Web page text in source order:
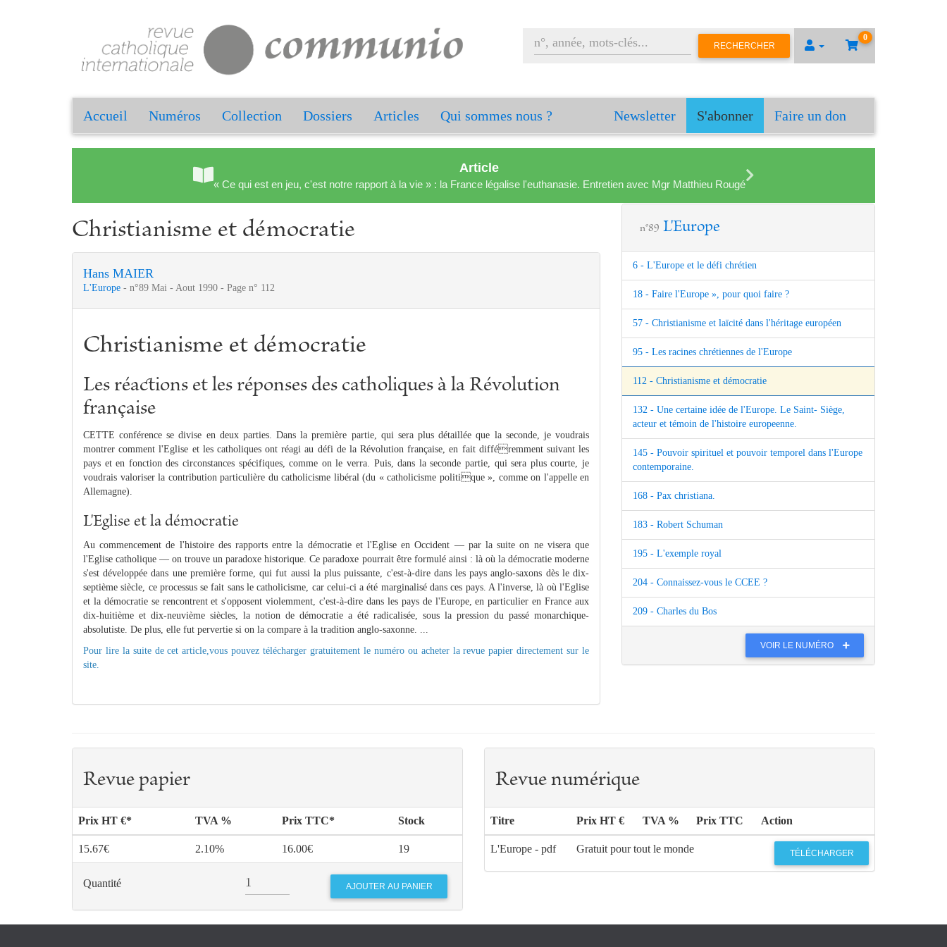
0
RECHERCHER
Accueil Numéros Collection Dossiers Articles Qui sommes nous ? Newsletter S'abonner Faire un don
Article
« Ce qui est en jeu, c'est notre rapport à la vie » : la France légalise l'euthanasie. Entretien avec Mgr Matthieu Rougé
Christianisme et démocratie
Hans MAIER
L'Europe - n°89 Mai - Aout 1990 - Page n° 112
Christianisme et démocratie
Les réactions et les réponses des catholiques à la Révolution
française
CETTE conférence se divise en deux parties. Dans la première partie, qui sera plus détaillée que la seconde, je voudrais
montrer comment l'Eglise et les catholiques ont réagi au défi de la Révolution française, en fait différemment suivant les
pays et en fonction des circonstances spécifiques, comme on le verra. Puis, dans la seconde partie, qui sera plus courte, je
voudrais valoriser la contribution particulière du catholicisme libéral (du « catholicisme politique », comme on l'appelle en
Allemagne).
L'Eglise et la démocratie
Au commencement de l'histoire des rapports entre la démocratie et l'Eglise en Occident — par la suite on ne visera que
l'Eglise catholique — on trouve un paradoxe historique. Ce paradoxe pourrait être formulé ainsi : là où la démocratie moderne
s'est développée dans une première forme, qui fut aussi la plus puissante, c'est-à-dire dans les pays anglo-saxons dès le dix-
septième siècle, ce processus se fait sans le catholicisme, car celui-ci a été marginalisé dans ces pays. A l'inverse, là où l'Eglise
et la démocratie se rencontrent et s'opposent violemment, c'est-à-dire dans les pays de l'Europe, en particulier en France aux
dix-huitième et dix-neuvième siècles, la notion de démocratie a été radicalisée, sous la pression du passé monarchique-
absolutiste. De plus, elle fut pervertie si on la compare à la tradition anglo-saxonne. ...
Pour lire la suite de cet article,vous pouvez télécharger gratuitement le numéro ou acheter la revue papier directement sur le
site.
n°89 L'Europe
6 - L'Europe et le défi chrétien
18 - Faire l'Europe », pour quoi faire ?
57 - Christianisme et laïcité dans l'héritage européen
95 - Les racines chrétiennes de l'Europe
112 - Christianisme et démocratie
132 - Une certaine idée de l'Europe. Le Saint- Siège,
acteur et témoin de l'histoire europeenne.
145 - Pouvoir spirituel et pouvoir temporel dans l'Europe
contemporaine.
168 - Pax christiana.
183 - Robert Schuman
195 - L'exemple royal
204 - Connaissez-vous le CCEE ?
209 - Charles du Bos
VOIR LE NUMÉRO
Revue papier
Prix HT €* TVA % Prix TTC* Stock
15.67€ 2.10% 16.00€ 19
Quantité
Revue numérique
Titre Prix HT € TVA % Prix TTC Action
L'Europe - pdf Gratuit pour tout le monde TÉLÉCHARGER